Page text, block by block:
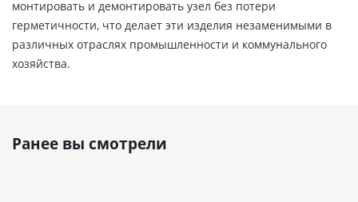
монтировать и демонтировать узел без потери
герметичности, что делает эти изделия незаменимыми в
различных отраслях промышленности и коммунального
хозяйства.
Ранее вы смотрели